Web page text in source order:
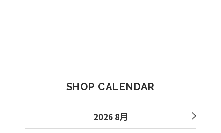
SHOP CALENDAR
2026 8月